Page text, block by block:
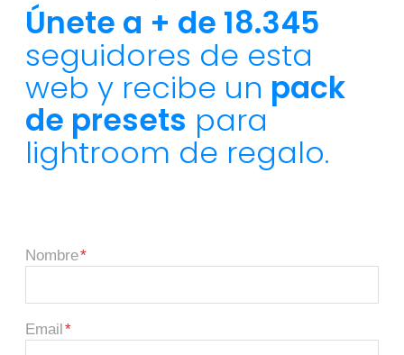
Únete a + de 18.345
seguidores de esta
web y recibe un pack
de presets para
lightroom de regalo.
Nombre
Email